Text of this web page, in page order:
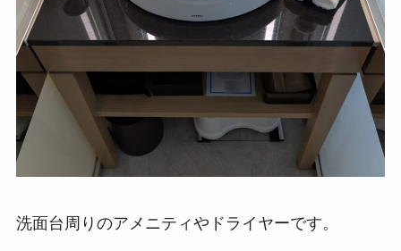
洗面台周りのアメニティやドライヤーです。